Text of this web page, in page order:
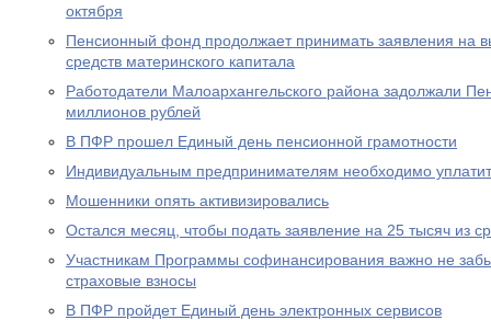
октября
Пенсионный фонд продолжает принимать заявления на
средств материнского капитала
Работодатели Малоархангельского района задолжали
миллионов рублей
В ПФР прошел Единый день пенсионной грамотности
Индивидуальным предпринимателям необходимо
Мошенники опять активизировались
Остался месяц, чтобы подать заявление на 25 тысяч из
Участникам Программы софинансирования важно не
страховые взносы
В ПФР пройдет Единый день электронных сервисов